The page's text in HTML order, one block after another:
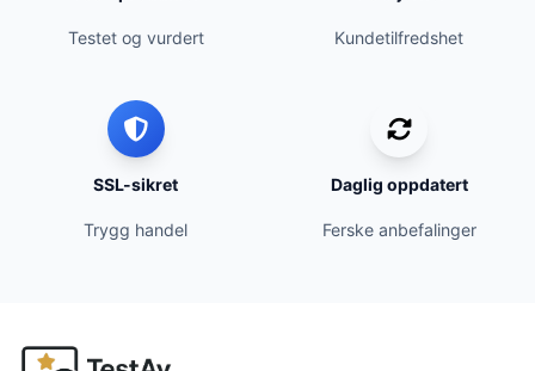
Testet og vurdert Kundetilfredshet
SSL-sikret
Trygg handel
Daglig oppdatert
Ferske anbefalinger